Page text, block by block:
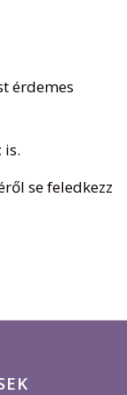
érdemes
is.
se feledkezz